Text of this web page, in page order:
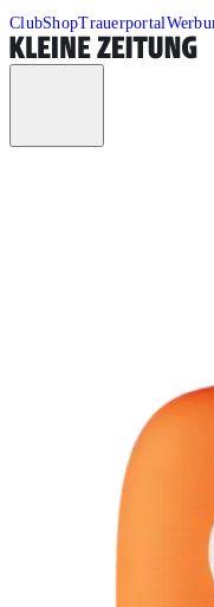
ClubShopTrauerportal